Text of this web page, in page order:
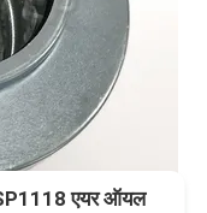
एयर ऑयल